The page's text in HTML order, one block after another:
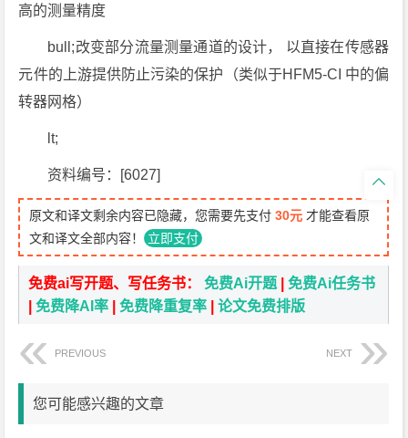
高的测量精度
bull;改变部分流量测量通道的设计， 以直接在传感器
元件的上游提供防止污染的保护（类似于HFM5-CI 中的偏
转器网格）
lt;
资料编号：[6027]
原文和译文剩余内容已隐藏，您需要先支付30元 才能查看原
文和译文全部内容！ 立即支付
免费ai写开题、写任务书：免费Ai开题 |免费Ai任务书
|免费降AI率 |免费降重复率 |论文免费排版
PREVIOUS NEXT
您可能感兴趣的文章
